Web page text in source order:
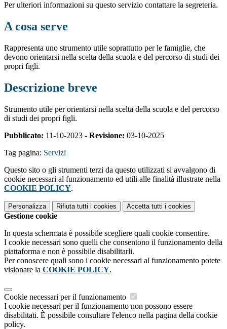
Per ulteriori informazioni su questo servizio contattare la segreteria.
A cosa serve
Rappresenta uno strumento utile soprattutto per le famiglie, che
devono orientarsi nella scelta della scuola e del percorso di studi dei
propri figli.
Descrizione breve
Strumento utile per orientarsi nella scelta della scuola e del percorso
di studi dei propri figli.
Pubblicato: 11-10-2023 - Revisione: 03-10-2025
Tag pagina: Servizi
Questo sito o gli strumenti terzi da questo utilizzati si avvalgono di
cookie necessari al funzionamento ed utili alle finalità illustrate nella
COOKIE POLICY.
Personalizza Rifiuta tutti i cookies Accetta tutti i cookies
Gestione cookie
In questa schermata è possibile scegliere quali cookie consentire.
I cookie necessari sono quelli che consentono il funzionamento della
piattaforma e non è possibile disabilitarli.
Per conoscere quali sono i cookie necessari al funzionamento potete
visionare la COOKIE POLICY.
Cookie necessari per il funzionamento
I cookie necessari per il funzionamento non possono essere
disabilitati. È possibile consultare l'elenco nella pagina della cookie
policy.